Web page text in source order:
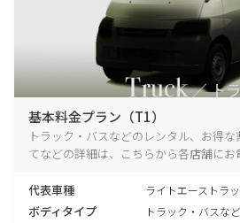
基本料金プラン（T1）
トラック・バスなどのレンタル、お得
てなどの詳細は、こちらから各店舗にお
代表車種 ライトエーストラ
ボディタイプ トラック・バスなど